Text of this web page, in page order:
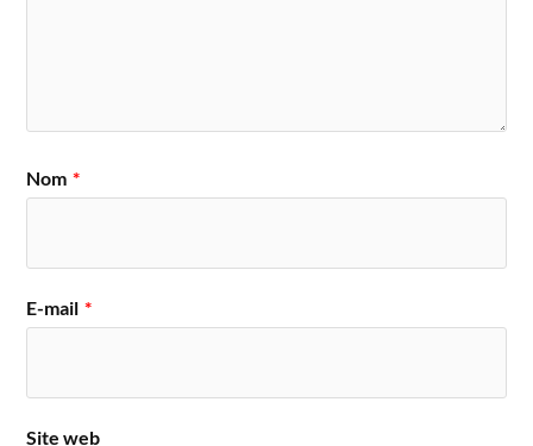
Nom *
E-mail *
Site web